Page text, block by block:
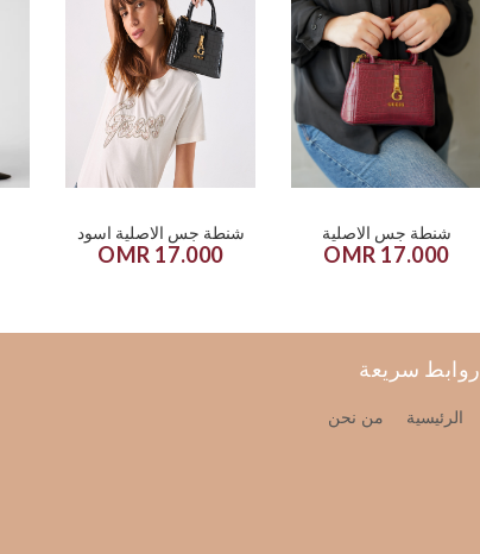
شنطة جس الاصلية
17.000 OMR
شنطة جس الاصلية اسود
17.000 OMR
روابط سريعة
الرئيسية من نحن